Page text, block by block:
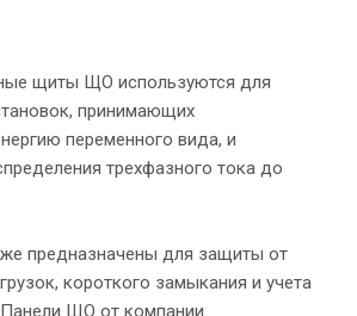
щиты ЩО используются для
принимающих
переменного вида, и
трехфазного тока до
предназначены для защиты от
короткого замыкания и учета
Панели ЩО от компании